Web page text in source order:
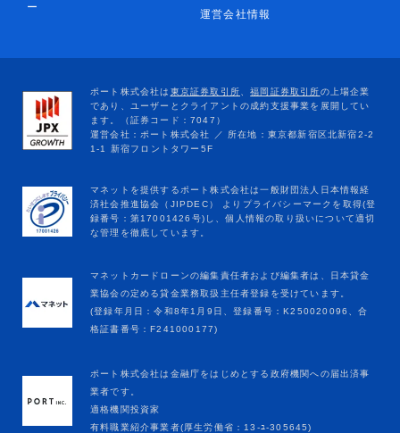
ー
運営会社情報
マネットカードローンの編集責任者および編集者は、日本貸金
業協会の定める貸金業務取扱主任者登録を受けています。
(登録年月日：令和8年1月9日、登録番号：K250020096、合
格証書番号：F241000177)
ポート株式会社は金融庁をはじめとする政府機関への届出済事
業者です。
適格機関投資家
有料職業紹介事業者(厚生労働省：13-ﾕ-305645)